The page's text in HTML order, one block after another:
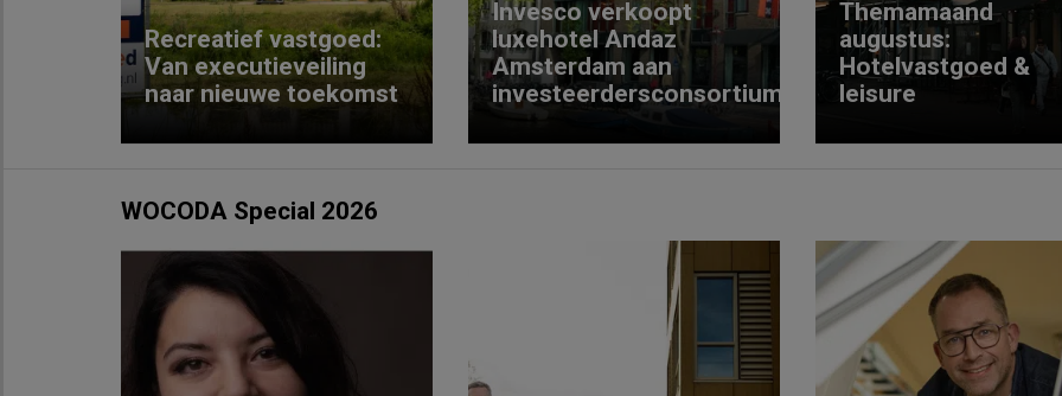
Recreatief vastgoed:
Van executieveiling
naar nieuwe toekomst
Invesco verkoopt
luxehotel Andaz
Amsterdam aan
investeerdersconsortium
Themamaand
augustus:
Hotelvastgoed &
leisure
WOCODA Special 2026